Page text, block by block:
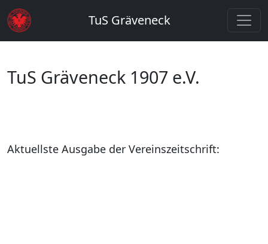
TuS Gräveneck
TuS Gräveneck 1907 e.V.
Aktuellste Ausgabe der Vereinszeitschrift: